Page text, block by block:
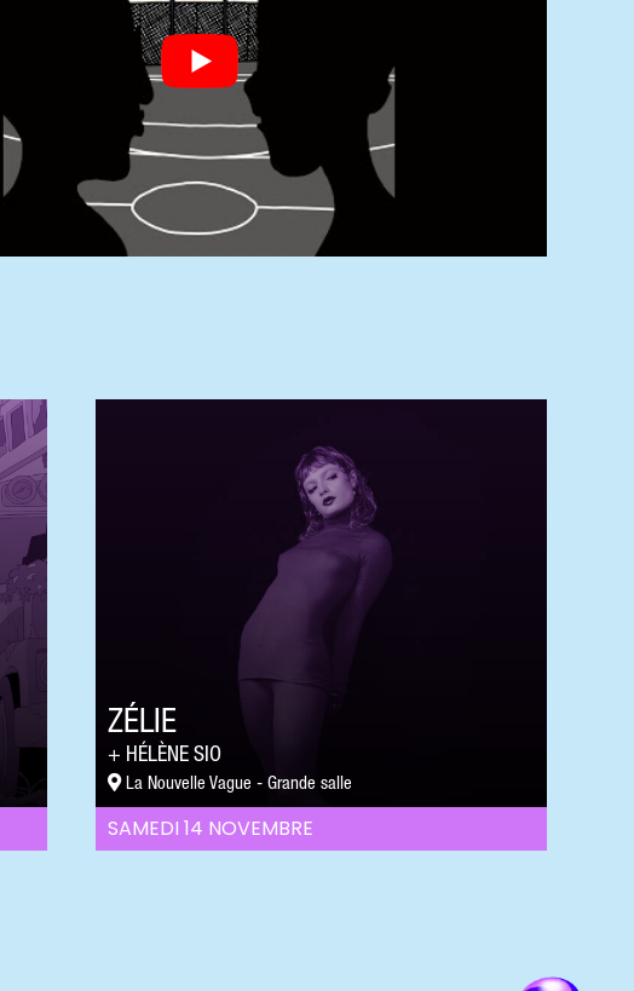
SAMEDI 14 NOVEMBRE
ZÉLIE
HÉLÈNE SIO
La Nouvelle Vague - Grande salle